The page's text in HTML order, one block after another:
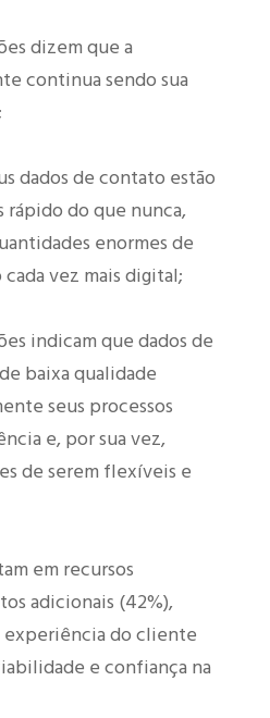
dizem que a
continua sendo sua
dados de contato estão
do que nunca,
enormes de
vez mais digital;
indicam que dados de
baixa qualidade
seus processos
e, por sua vez,
de serem flexíveis e
em recursos
adicionais (42%),
do cliente
e confiança na